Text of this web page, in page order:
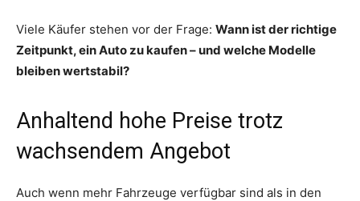
Viele Käufer stehen vor der Frage: Wann ist der richtige
Zeitpunkt, ein Auto zu kaufen – und welche Modelle
bleiben wertstabil?
Anhaltend hohe Preise trotz
wachsendem Angebot
Auch wenn mehr Fahrzeuge verfügbar sind als in den